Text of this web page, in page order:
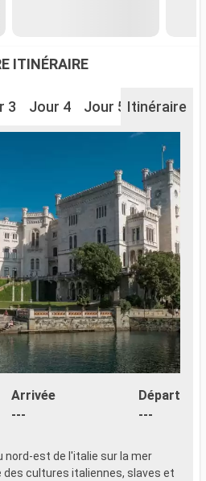
ITINÉRAIRE
3 Jour 4 Jour 5 Jour 6
Itinéraire
Arrivée
---
Départ
---
nord-est de l'italie sur la mer
des cultures italiennes, slaves et